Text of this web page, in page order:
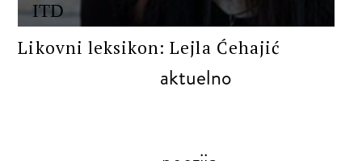
ITD
Likovni leksikon: Lejla Ćehajić
aktuelno